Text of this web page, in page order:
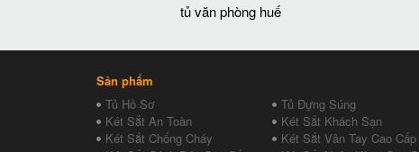
tủ văn phòng huế
Sản phẩm
Tủ Hồ Sơ
Tủ Đựng Súng
Két Sắt An Toàn
Két Sắt Khách Sạn
Két Sắt Chống Cháy
Két Sắt Vân Tay Cao Cấp